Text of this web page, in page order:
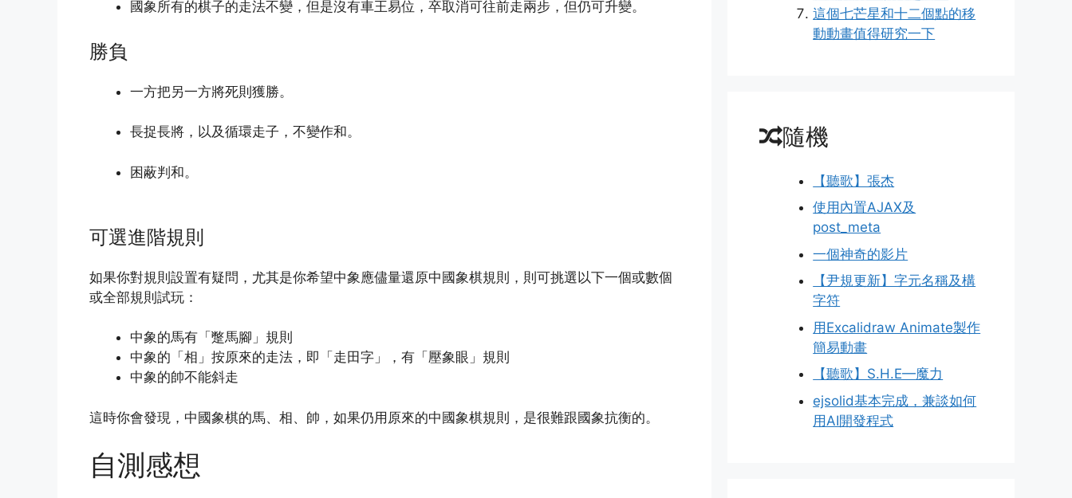
國象所有的棋子的走法不變，但是沒有車王易位，卒取消可往前走兩步，但仍可升變。
勝負
一方把另一方將死則獲勝。
長捉長將，以及循環走子，不變作和。
困蔽判和。
可選進階規則
如果你對規則設置有疑問，尤其是你希望中象應儘量還原中國象棋規則，則可挑選以下一個或數個
或全部規則試玩：
中象的馬有「蹩馬腳」規則
中象的「相」按原來的走法，即「走田字」，有「壓象眼」規則
中象的帥不能斜走
這時你會發現，中國象棋的馬、相、帥，如果仍用原來的中國象棋規則，是很難跟國象抗衡的。
自測感想
這個七芒星和十二個點的移
動動畫值得研究一下
隨機
【聽歌】張杰
使用內置AJAX及
post_meta
一個神奇的影片
【尹規更新】字元名稱及構
字符
用Excalidraw Animate製作
簡易動畫
【聽歌】S.H.E—魔力
ejsolid基本完成，兼談如何
用AI開發程式